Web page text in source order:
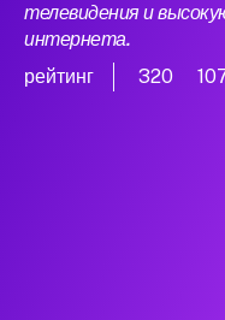
телевидения и
интернета.
рейтинг
320